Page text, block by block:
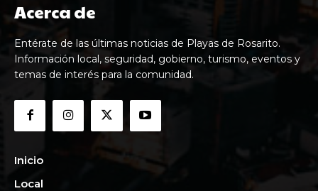
Acerca de
Entérate de las últimas noticias de Playas de Rosarito.
Información local, seguridad, gobierno, turismo, eventos y
temas de interés para la comunidad.
Inicio
Local